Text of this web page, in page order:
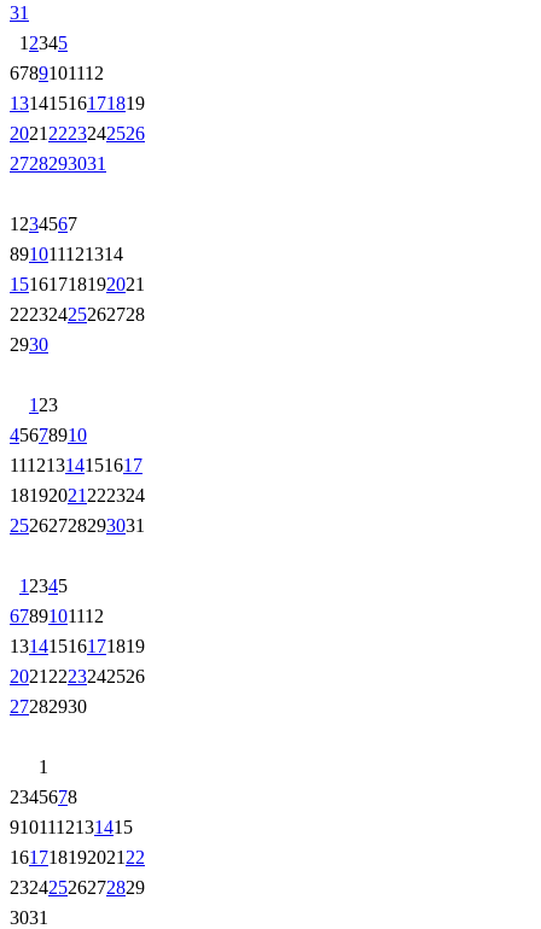
31
1 2345
6789101112
13141516171819
2021 2223242526
2728293031
1 234567
891011121314
15161718192021
22232425262728
2930
1 23
45678910
11121314151617
18192021 222324
25262728293031
1 2345
6789101112
13141516171819
2021 2223242526
27282930
1
2345678
9101112131415
161718192021 22
23242526272829
3031